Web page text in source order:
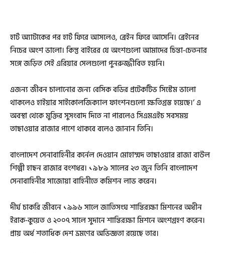
হার্ট অ্যাটাকের পর হার্ট ফিরে আসলেও, ব্রেইন ফিরে আসেনি। ব্রেইনের
নিচের অংশ ভালো। কিন্তু বাইরের যে অংশগুলো আমাদের চিন্তা-চেতনার
সঙ্গে জড়িত সেই এরিয়ার সেলগুলো পুনরুজ্জীবিত হয়নি।
এজন্য জীবন চালানোর জন্য বেসিক বডির প্রটেকটিভ সিস্টেম ভালো
থাকলেও হাইয়ার সাইকোলজিক্যাল ফাংশনগুলো ক্ষতিগ্রস্ত হয়েছে।’ এ
অবস্থা থেকে মুক্তির সুসংবাদ দিতে না পারলেও সিএমএইচ সবসময়
তাছাওয়ার রাজার পাশে থাকবে বলেও জানান তিনি।
বাংলাদেশ সেনাবাহিনীর কর্নেল দেওয়ান মোহাম্মদ তাছাওয়ার রাজা বাউল
শিল্পী হাছন রাজার বংশধর। ১৯৮৯ সালের ২৩ জুন তিনি বাংলাদেশ
সেনাবাহিনীর সাজোয়া বাহিনীতে কমিশন লাভ করেন।
দীর্ঘ চাকরি জীবনে ১৯৯৬ সালে জাতিসংঘ শান্তিরক্ষা মিশনের অধীন
ইরাক-কুয়েত ও ২০০৭ সালে সুদানে শান্তিরক্ষা মিশনে অংশগ্রহণ করেন।
প্রায় অর্ধ শতাধিক দেশ ভ্রমণের অভিজ্ঞতা রয়েছে তার।